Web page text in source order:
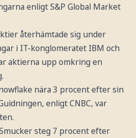
enligt S&P Global Market
återhämtade sig under
i IT-konglomeratet IBM och
aktierna upp omkring en
nära 3 procent efter sin
enligt CNBC, var
steg 7 procent efter